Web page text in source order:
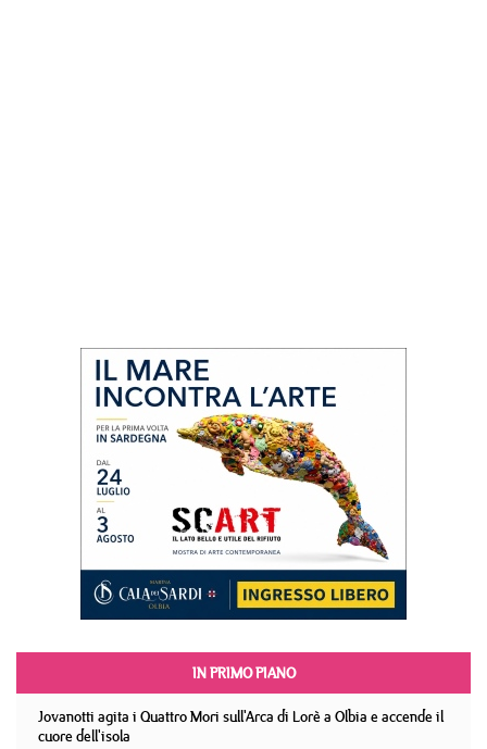
IN PRIMO PIANO
Jovanotti agita i Quattro Mori sull'Arca di Lorè a Olbia e accende il
cuore dell'isola